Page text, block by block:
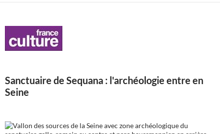
Sanctuaire de Sequana : l'archéologie entre en
Seine